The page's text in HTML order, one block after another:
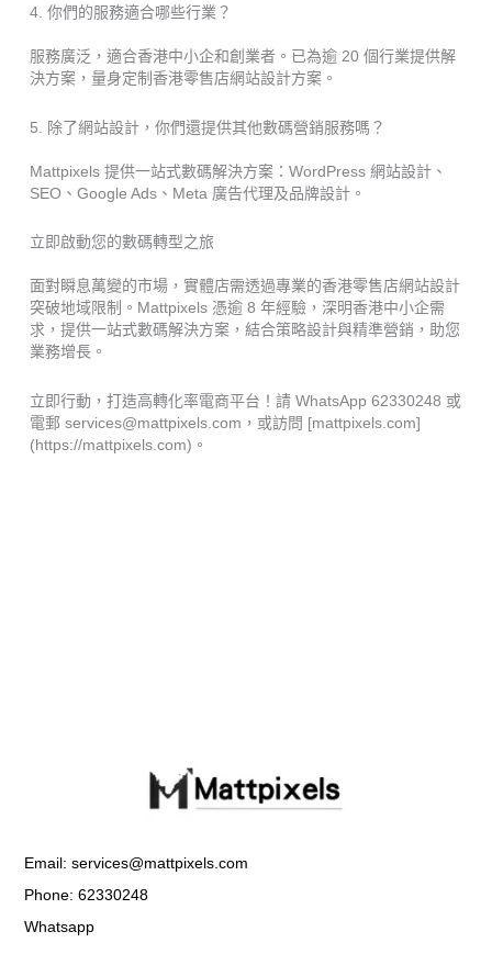
4. 你們的服務適合哪些行業？
服務廣泛，適合香港中小企和創業者。已為逾 20 個行業提供解
決方案，量身定制香港零售店網站設計方案。
5. 除了網站設計，你們還提供其他數碼營銷服務嗎？
Mattpixels 提供一站式數碼解決方案：WordPress 網站設計、
SEO、Google Ads、Meta 廣告代理及品牌設計。
立即啟動您的數碼轉型之旅
面對瞬息萬變的市場，實體店需透過專業的香港零售店網站設計
突破地域限制。Mattpixels 憑逾 8 年經驗，深明香港中小企需
求，提供一站式數碼解決方案，結合策略設計與精準營銷，助您
業務增長。
立即行動，打造高轉化率電商平台！請 WhatsApp 62330248 或
電郵 services@mattpixels.com，或訪問 [mattpixels.com]
(https://mattpixels.com)。
Email: services@mattpixels.com
Phone: 62330248
Whatsapp